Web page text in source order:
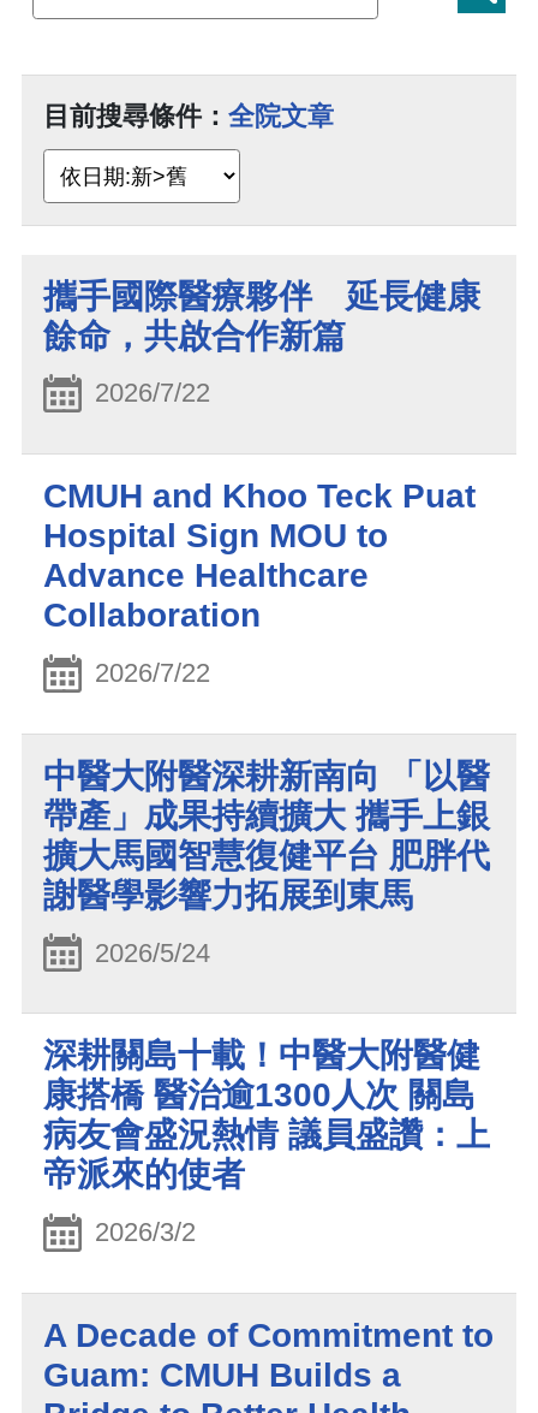
目前搜尋條件： 全院文章
攜手國際醫療夥伴 延長健康
餘命，共啟合作新篇
2026/7/22
CMUH and Khoo Teck Puat
Hospital Sign MOU to
Advance Healthcare
Collaboration
2026/7/22
中醫大附醫深耕新南向 「以醫
帶產」成果持續擴大 攜手上銀
擴大馬國智慧復健平台 肥胖代
謝醫學影響力拓展到東馬
2026/5/24
深耕關島十載！中醫大附醫健
康搭橋 醫治逾1300人次 關島
病友會盛況熱情 議員盛讚：上
帝派來的使者
2026/3/2
A Decade of Commitment to
Guam: CMUH Builds a